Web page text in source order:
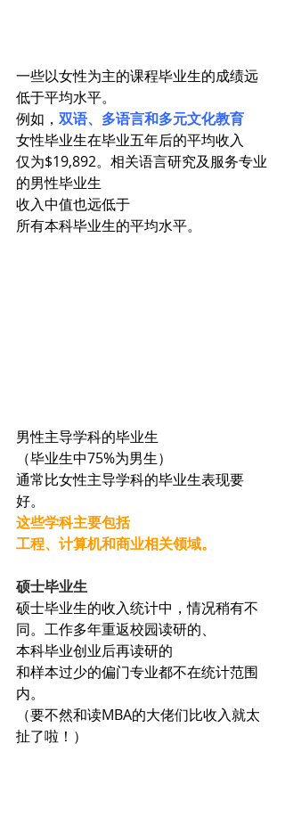
一些以女性为主的课程毕业生的成绩远
低于平均水平。
例如， 双语、多语言和多元文化教育
女性毕业生在毕业五年后的平均收入
仅为$19,892。相关语言研究及服务专业
的男性毕业生
收入中值也远低于
所有本科毕业生的平均水平。
男性主导学科的毕业生
（毕业生中75%为男生）
通常比女性主导学科的毕业生表现要
好。
这些学科主要包括
工程、计算机和商业相关领域。
硕士毕业生
硕士毕业生的收入统计中，情况稍有不
同。工作多年重返校园读研的、
本科毕业创业后再读研的
和样本过少的偏门专业都不在统计范围
内。
（要不然和读MBA的大佬们比收入就太
扯了啦！）